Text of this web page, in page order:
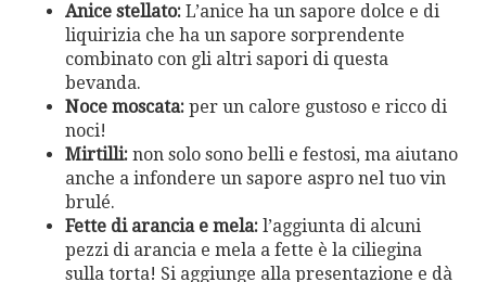
Anice stellato: L’anice ha un sapore dolce e di
liquirizia che ha un sapore sorprendente
combinato con gli altri sapori di questa
bevanda.
Noce moscata: per un calore gustoso e ricco di
noci!
Mirtilli: non solo sono belli e festosi, ma aiutano
anche a infondere un sapore aspro nel tuo vin
brulé.
Fette di arancia e mela: l’aggiunta di alcuni
pezzi di arancia e mela a fette è la ciliegina
sulla torta! Si aggiunge alla presentazione e dà